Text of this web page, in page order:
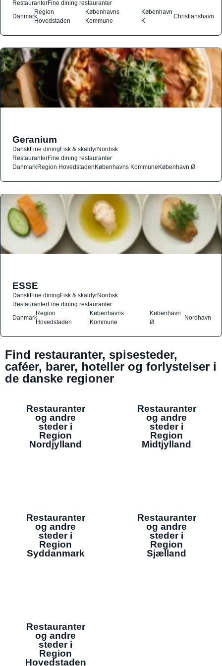
RestauranterFine dining restauranter
Danmark
Region
Hovedstaden
Københavns
Kommune
København
K
Christianshavn
Geranium
DanskFine diningFisk & skaldyrNordisk
RestauranterFine dining restauranter
DanmarkRegion HovedstadenKøbenhavns KommuneKøbenhavn Ø
ESSE
DanskFine diningFisk & skaldyrNordisk
RestauranterFine dining restauranter
Danmark
Region
Hovedstaden
Københavns
Kommune
København
Ø
Nordhavn
Find restauranter, spisesteder,
caféer, barer, hoteller og forlystelser i
de danske regioner
Restauranter
og andre
steder i
Region
Nordjylland
Restauranter
og andre
steder i
Region
Midtjylland
Restauranter
og andre
steder i
Region
Syddanmark
Restauranter
og andre
steder i
Region
Sjælland
Restauranter
og andre
steder i
Region
Hovedstaden